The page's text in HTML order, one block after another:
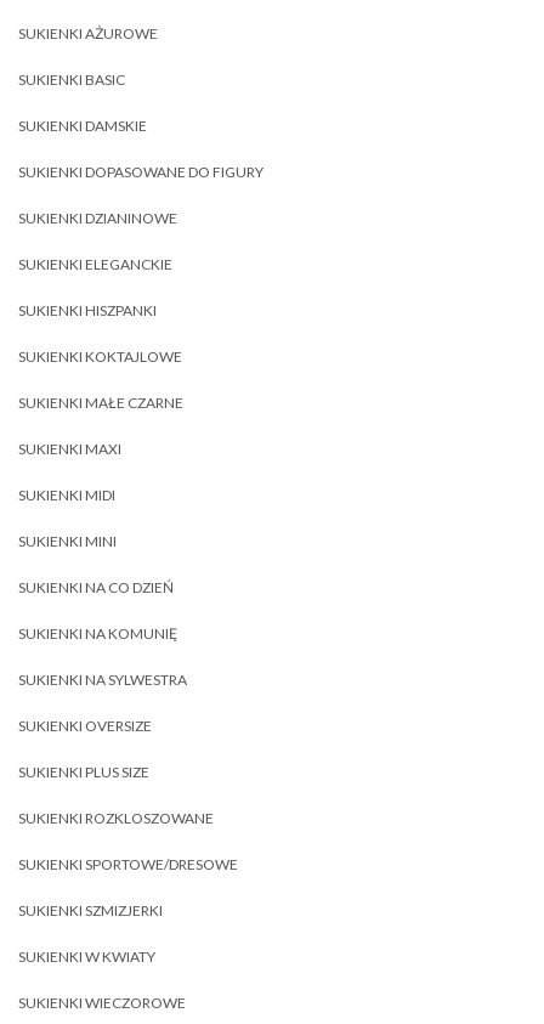
SUKIENKI AŻUROWE
SUKIENKI BASIC
SUKIENKI DAMSKIE
SUKIENKI DOPASOWANE DO FIGURY
SUKIENKI DZIANINOWE
SUKIENKI ELEGANCKIE
SUKIENKI HISZPANKI
SUKIENKI KOKTAJLOWE
SUKIENKI MAŁE CZARNE
SUKIENKI MAXI
SUKIENKI MIDI
SUKIENKI MINI
SUKIENKI NA CO DZIEŃ
SUKIENKI NA KOMUNIĘ
SUKIENKI NA SYLWESTRA
SUKIENKI OVERSIZE
SUKIENKI PLUS SIZE
SUKIENKI ROZKLOSZOWANE
SUKIENKI SPORTOWE/DRESOWE
SUKIENKI SZMIZJERKI
SUKIENKI W KWIATY
SUKIENKI WIECZOROWE